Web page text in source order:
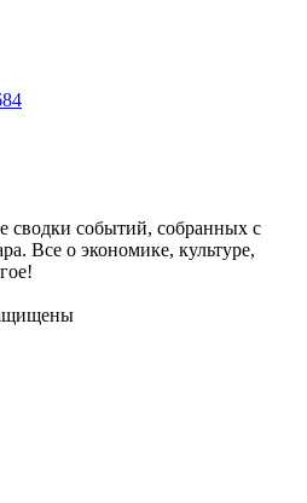
сводки событий, собранных с
Все о экономике, культуре,